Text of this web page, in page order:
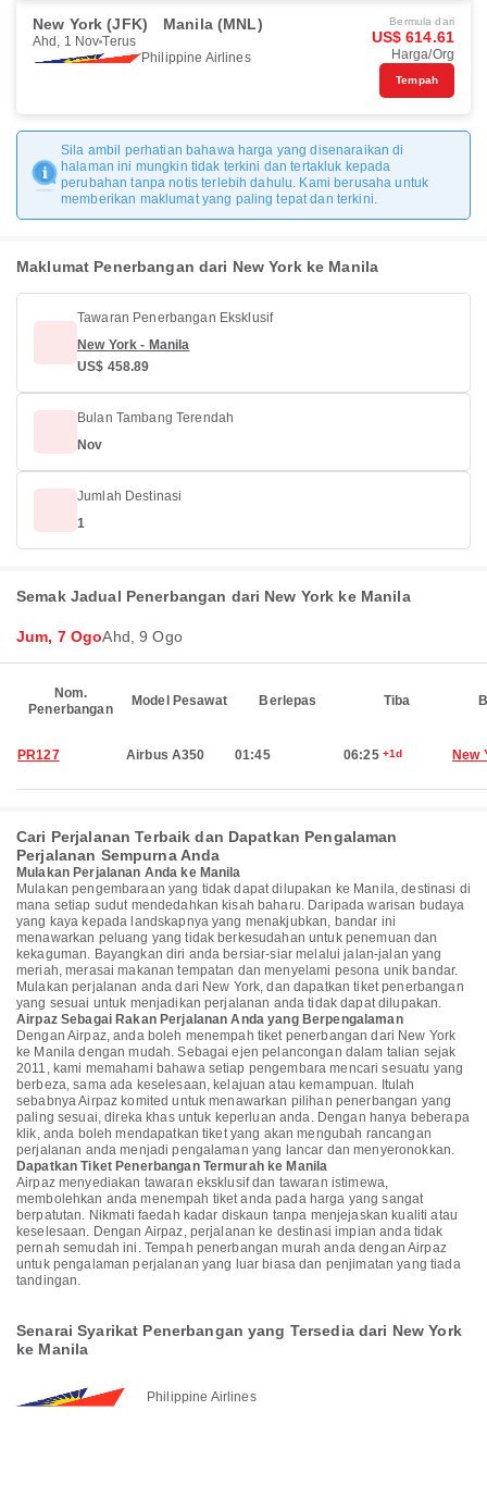
New York (JFK) Manila (MNL)
Ahd, 1 Nov Terus
Philippine Airlines
Bermula dari
US$ 614.61
Harga/Org
Tempah
Sila ambil perhatian bahawa harga yang disenaraikan di
halaman ini mungkin tidak terkini dan tertakluk kepada
perubahan tanpa notis terlebih dahulu. Kami berusaha untuk
memberikan maklumat yang paling tepat dan terkini.
Maklumat Penerbangan dari New York ke Manila
Tawaran Penerbangan Eksklusif
New York - Manila
US$ 458.89
Bulan Tambang Terendah
Nov
Jumlah Destinasi
1
Semak Jadual Penerbangan dari New York ke Manila
Jum, 7 OgoAhd, 9 Ogo
Nom.
Penerbangan
Model Pesawat Berlepas Tiba
PR127 Airbus A350 01:45 06:25 +1d New
Cari Perjalanan Terbaik dan Dapatkan Pengalaman
Perjalanan Sempurna Anda
Mulakan Perjalanan Anda ke Manila
Mulakan pengembaraan yang tidak dapat dilupakan ke Manila, destinasi di
mana setiap sudut mendedahkan kisah baharu. Daripada warisan budaya
yang kaya kepada landskapnya yang menakjubkan, bandar ini
menawarkan peluang yang tidak berkesudahan untuk penemuan dan
kekaguman. Bayangkan diri anda bersiar-siar melalui jalan-jalan yang
meriah, merasai makanan tempatan dan menyelami pesona unik bandar.
Mulakan perjalanan anda dari New York, dan dapatkan tiket penerbangan
yang sesuai untuk menjadikan perjalanan anda tidak dapat dilupakan.
Airpaz Sebagai Rakan Perjalanan Anda yang Berpengalaman
Dengan Airpaz, anda boleh menempah tiket penerbangan dari New York
ke Manila dengan mudah. Sebagai ejen pelancongan dalam talian sejak
2011, kami memahami bahawa setiap pengembara mencari sesuatu yang
berbeza, sama ada keselesaan, kelajuan atau kemampuan. Itulah
sebabnya Airpaz komited untuk menawarkan pilihan penerbangan yang
paling sesuai, direka khas untuk keperluan anda. Dengan hanya beberapa
klik, anda boleh mendapatkan tiket yang akan mengubah rancangan
perjalanan anda menjadi pengalaman yang lancar dan menyeronokkan.
Dapatkan Tiket Penerbangan Termurah ke Manila
Airpaz menyediakan tawaran eksklusif dan tawaran istimewa,
membolehkan anda menempah tiket anda pada harga yang sangat
berpatutan. Nikmati faedah kadar diskaun tanpa menjejaskan kualiti atau
keselesaan. Dengan Airpaz, perjalanan ke destinasi impian anda tidak
pernah semudah ini. Tempah penerbangan murah anda dengan Airpaz
untuk pengalaman perjalanan yang luar biasa dan penjimatan yang tiada
tandingan.
Senarai Syarikat Penerbangan yang Tersedia dari New York
ke Manila
Philippine Airlines